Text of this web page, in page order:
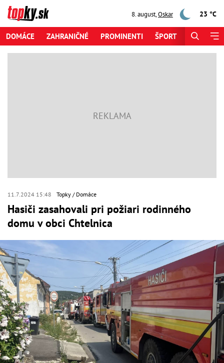
8. august,Oskar 23 °C
DOMÁCE ZAHRANIČNÉ PROMINENTI ŠPORT
11.7.2024 15:48 Topky Domáce
Hasiči zasahovali pri požiari rodinného
domu v obci Chtelnica